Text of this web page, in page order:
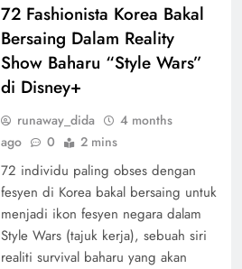
72 Fashionista Korea Bakal
Bersaing Dalam Reality
Show Baharu “Style Wars”
di Disney+
runaway_dida
4 months
ago
0 2 mins
72 individu paling obses dengan
fesyen di Korea bakal bersaing untuk
menjadi ikon fesyen negara dalam
Style Wars (tajuk kerja), sebuah siri
realiti survival baharu yang akan